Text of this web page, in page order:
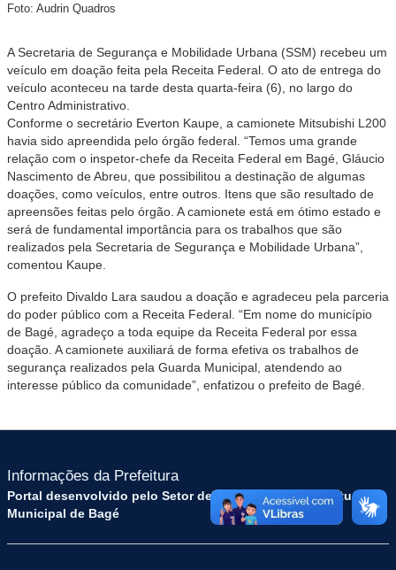
Foto: Audrin Quadros
A Secretaria de Segurança e Mobilidade Urbana (SSM) recebeu um
veículo em doação feita pela Receita Federal. O ato de entrega do
veículo aconteceu na tarde desta quarta-feira (6), no largo do
Centro Administrativo.
Conforme o secretário Everton Kaupe, a camionete Mitsubishi L200
havia sido apreendida pelo órgão federal. “Temos uma grande
relação com o inspetor-chefe da Receita Federal em Bagé, Gláucio
Nascimento de Abreu, que possibilitou a destinação de algumas
doações, como veículos, entre outros. Itens que são resultado de
apreensões feitas pelo órgão. A camionete está em ótimo estado e
será de fundamental importância para os trabalhos que são
realizados pela Secretaria de Segurança e Mobilidade Urbana”,
comentou Kaupe.
O prefeito Divaldo Lara saudou a doação e agradeceu pela parceria
do poder público com a Receita Federal. “Em nome do município
de Bagé, agradeço a toda equipe da Receita Federal por essa
doação. A camionete auxiliará de forma efetiva os trabalhos de
segurança realizados pela Guarda Municipal, atendendo ao
interesse público da comunidade”, enfatizou o prefeito de Bagé.
Informações da Prefeitura
Portal desenvolvido pelo Setor de Tecnologia da Prefeitura
Municipal de Bagé